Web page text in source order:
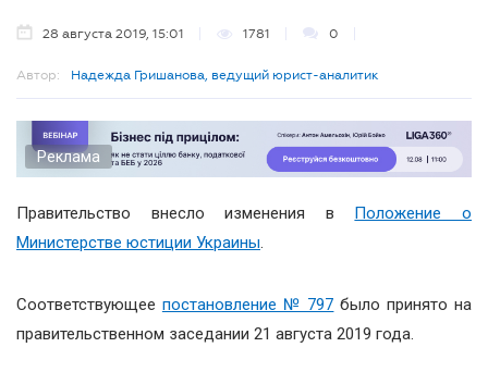
28 августа 2019, 15:01 1781 0
Автор: Надежда Гришанова, ведущий юрист-аналитик
Реклама
Правительство внесло изменения в Положение о
Министерстве юстиции Украины.
Соответствующее постановление № 797 было принято на
правительственном заседании 21 августа 2019 года.